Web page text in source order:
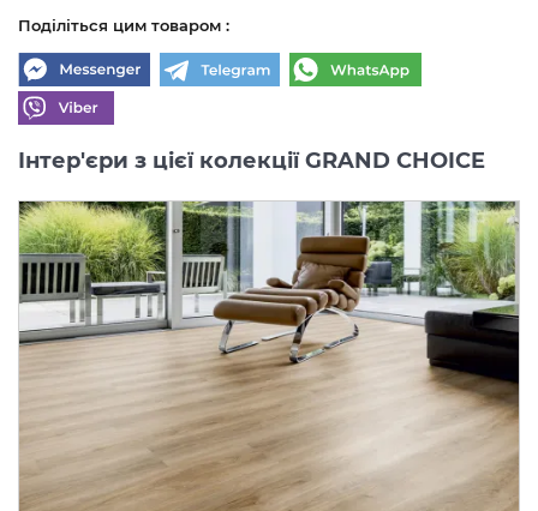
Поділіться цим товаром :
Інтер'єри з цієї колекції GRAND CHOICE